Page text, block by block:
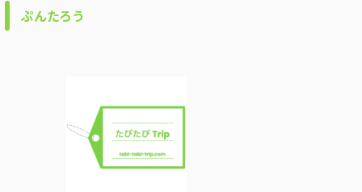
ぷんたろう